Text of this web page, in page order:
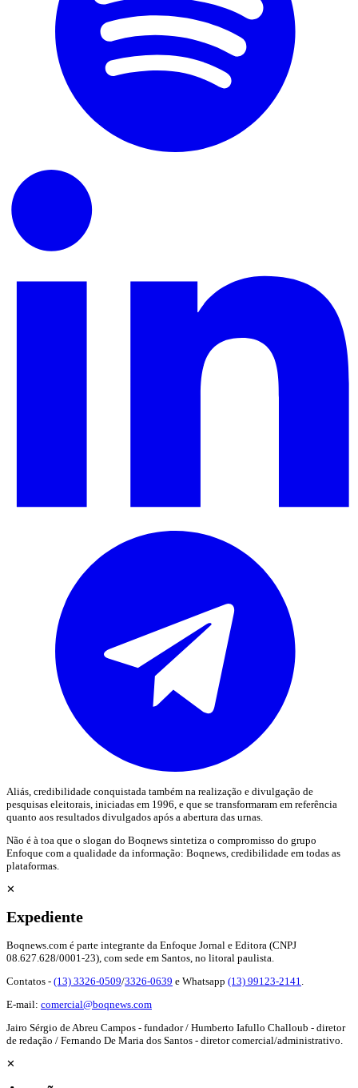
Aliás, credibilidade conquistada também na realização e divulgação de
pesquisas eleitorais, iniciadas em 1996, e que se transformaram em referência
quanto aos resultados divulgados após a abertura das urnas.
Não é à toa que o slogan do Boqnews sintetiza o compromisso do grupo
Enfoque com a qualidade da informação: Boqnews, credibilidade em todas as
plataformas.
✕
Expediente
Boqnews.com é parte integrante da Enfoque Jornal e Editora (CNPJ
08.627.628/0001-23), com sede em Santos, no litoral paulista.
Contatos - (13) 3326-0509/3326-0639 e Whatsapp (13) 99123-2141
E-mail: comercial@boqnews.com
Jairo Sérgio de Abreu Campos - fundador / Humberto Iafullo Challoub - diretor
de redação / Fernando De Maria dos Santos - diretor comercial/administrativo.
✕